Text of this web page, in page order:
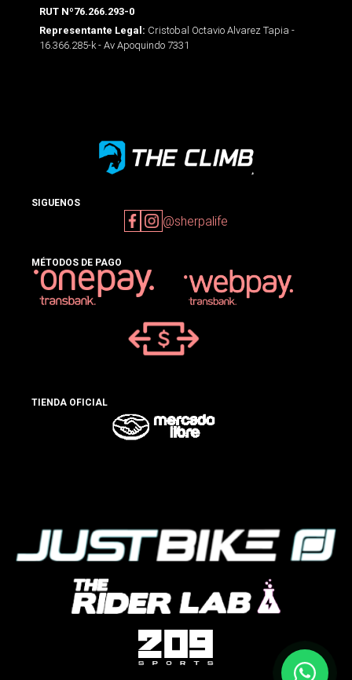
RUT Nº76.266.293-0
Representante Legal: Cristobal Octavio Alvarez Tapia -
16.366.285-k - Av Apoquindo 7331
SIGUENOS
@sherpalife
MÉTODOS DE PAGO
TIENDA OFICIAL